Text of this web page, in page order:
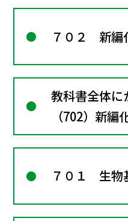
７０２ 新編
教科書全体に
（702）新編
７０１ 生物